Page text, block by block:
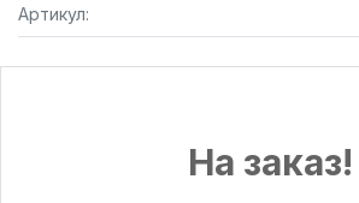
Артикул:
На заказ!